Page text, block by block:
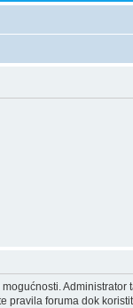
pravila foruma dok